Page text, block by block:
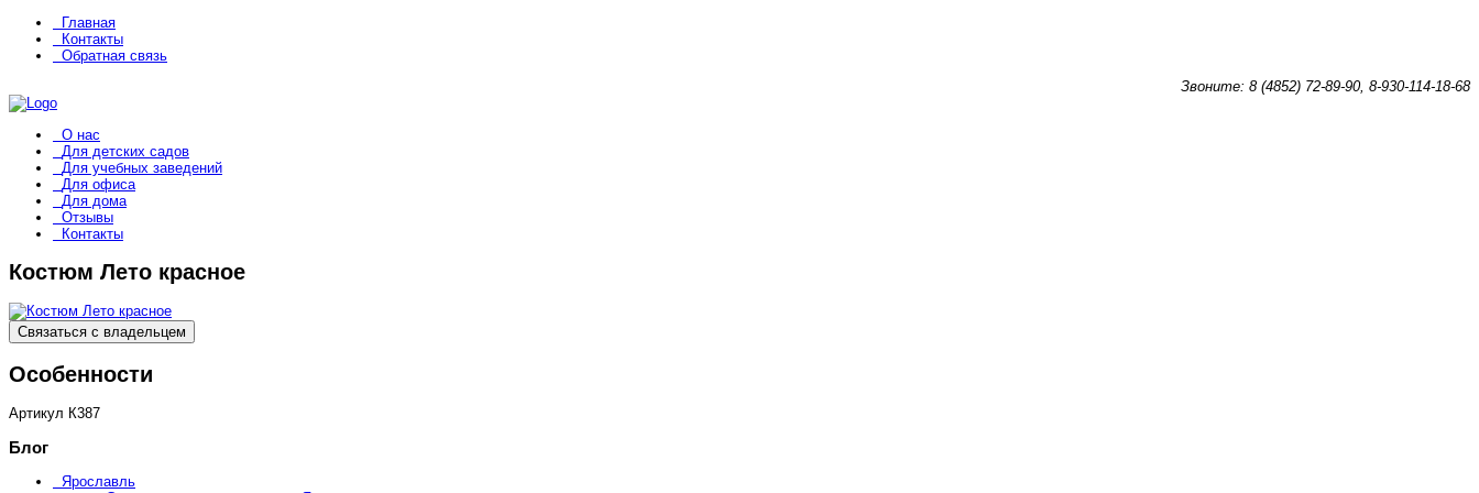
Главная
Контакты
Обратная связь
Звоните: 8 (4852) 72-89-90, 8-930-114-18-68
О нас
Для детских садов
Для учебных заведений
Для офиса
Для дома
Отзывы
Контакты
Костюм Лето красное
Связаться с владельцем
Особенности
Артикул К387
Блог
Ярославль